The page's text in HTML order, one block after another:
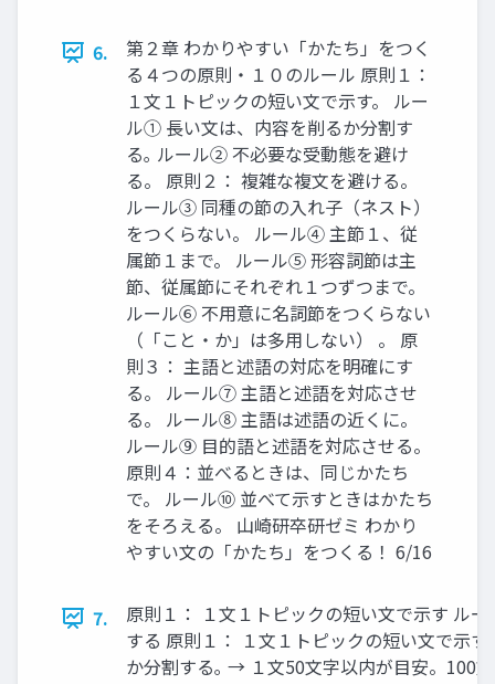
6.
第２章 わかりやすい「かたち」をつく
る４つの原則・１０のルール 原則１：
１文１トピックの短い文で示す。 ルー
ル① 長い文は、内容を削るか分割す
る｡ ルール② 不必要な受動態を避け
る。 原則２： 複雑な複文を避ける。
ルール③ 同種の節の入れ子（ネスト）
をつくらない。 ルール④ 主節１、従
属節１まで。 ルール⑤ 形容詞節は主
節、従属節にそれぞれ１つずつまで。
ルール⑥ 不用意に名詞節をつくらない
（「こと・か」は多用しない） 。 原
則３： 主語と述語の対応を明確にす
る。 ルール⑦ 主語と述語を対応させ
る。 ルール⑧ 主語は述語の近くに。
ルール⑨ 目的語と述語を対応させる。
原則４：並べるときは、同じかたち
で。 ルール⑩ 並べて示すときはかたち
をそろえる。 山崎研卒研ゼミ わかり
やすい文の「かたち」をつくる！ 6/16
7.
原則１： １文１トピックの短い文で示す ル
する 原則１： １文１トピックの短い文で示
か分割する｡ → １文50文字以内が目安。100